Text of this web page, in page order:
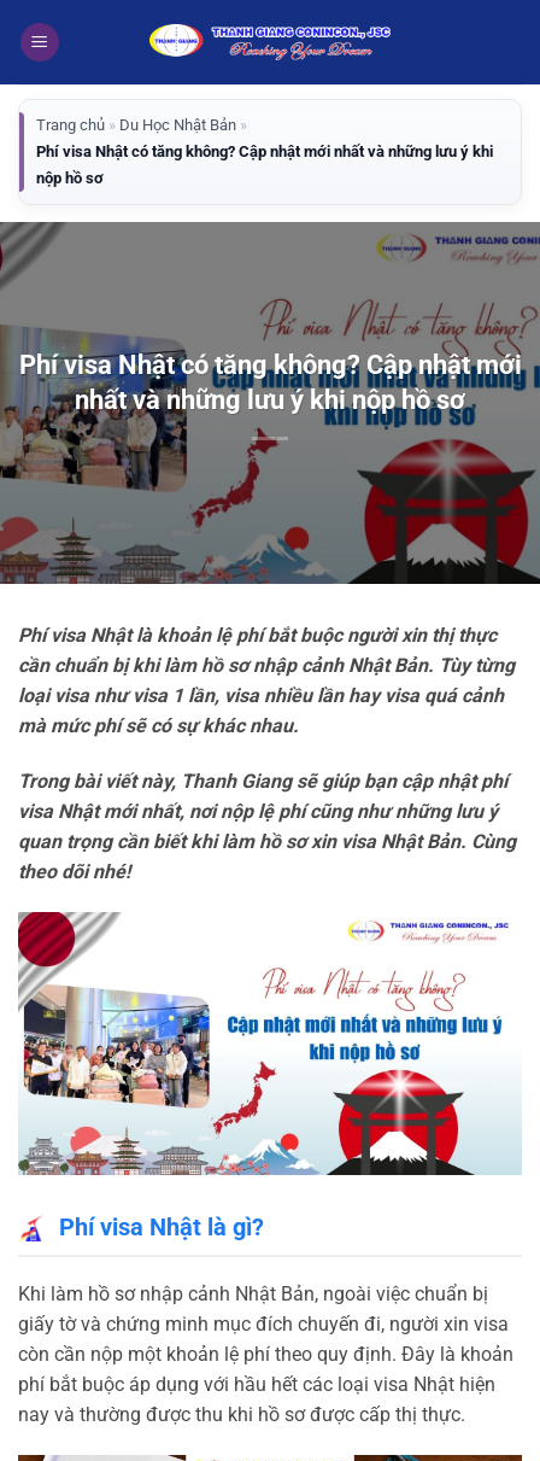
qua
dung
Trang chủ » Du Học Nhật Bản »
Phí visa Nhật có tăng không? Cập nhật mới nhất và những lưu ý khi
nộp hồ sơ
Phí visa Nhật có tăng không? Cập nhật mới
nhất và những lưu ý khi nộp hồ sơ
Phí visa Nhật là khoản lệ phí bắt buộc người xin thị thực
cần chuẩn bị khi làm hồ sơ nhập cảnh Nhật Bản. Tùy từng
loại visa như visa 1 lần, visa nhiều lần hay visa quá cảnh
mà mức phí sẽ có sự khác nhau.
Trong bài viết này, Thanh Giang sẽ giúp bạn cập nhật phí
visa Nhật mới nhất, nơi nộp lệ phí cũng như những lưu ý
quan trọng cần biết khi làm hồ sơ xin visa Nhật Bản. Cùng
theo dõi nhé!
Phí visa Nhật là gì?
Khi làm hồ sơ nhập cảnh Nhật Bản, ngoài việc chuẩn bị
giấy tờ và chứng minh mục đích chuyến đi, người xin visa
còn cần nộp một khoản lệ phí theo quy định. Đây là khoản
phí bắt buộc áp dụng với hầu hết các loại visa Nhật hiện
nay và thường được thu khi hồ sơ được cấp thị thực.